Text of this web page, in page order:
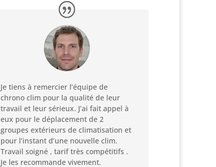
Je tiens à remercier l’équipe de
chrono clim pour la qualité de leur
travail et leur sérieux. J’ai fait appel à
eux pour le déplacement de 2
groupes extérieurs de climatisation et
pour l’instant d’une nouvelle clim.
Travail soigné , tarif très compétitifs .
Je les recommande vivement.